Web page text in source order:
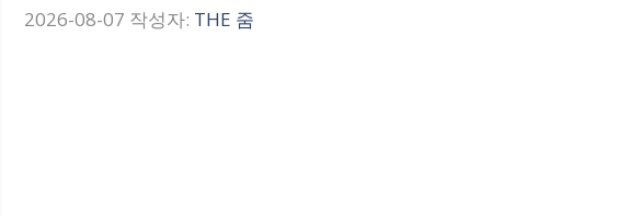
2026-08-07 작성자: THE 줌